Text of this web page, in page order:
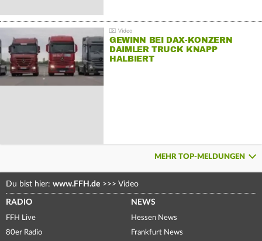
GEWINN BEI DAX-KONZERN
DAIMLER TRUCK KNAPP
HALBIERT
MEHR TOP-MELDUNGEN
Du bist hier: www.FFH.de >>> Video
RADIO
FFH Live
80er Radio
NEWS
Hessen News
Frankfurt News